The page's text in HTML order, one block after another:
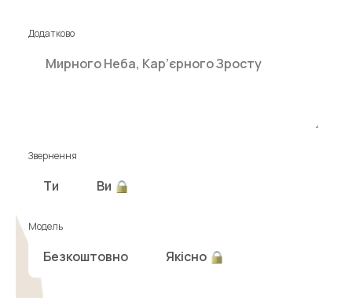
Додатково
Звернення
Ти Ви
Модель
Безкоштовно Якісно